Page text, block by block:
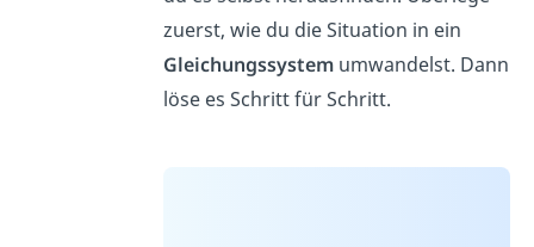
zuerst, wie du die Situation in ein
Gleichungssystem umwandelst. Dann
löse es Schritt für Schritt.